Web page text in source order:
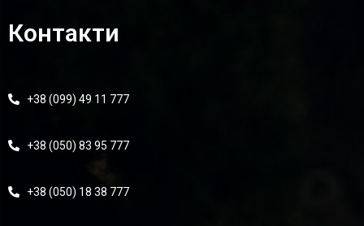
Контакти
+38 (099) 49 11 777
+38 (050) 83 95 777
+38 (050) 18 38 777